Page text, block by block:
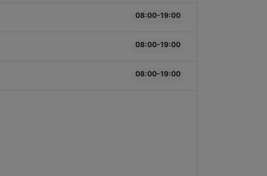
08:00-19:00
08:00-19:00
08:00-19:00